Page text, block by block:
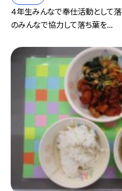
４年生みんなで奉仕活動として
のみんなで協力して落ち葉を...